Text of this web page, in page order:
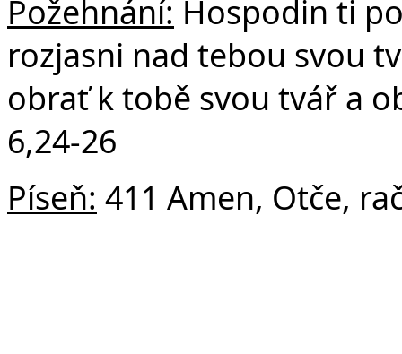
Požehnání: Hospodin ti
rozjasni nad tebou svou
obrať k tobě svou tvář a
6,24-26
Píseň: 411 Amen, Otče,